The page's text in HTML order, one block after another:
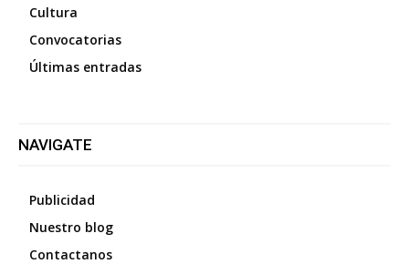
Cultura
Convocatorias
Últimas entradas
NAVIGATE
Publicidad
Nuestro blog
Contactanos